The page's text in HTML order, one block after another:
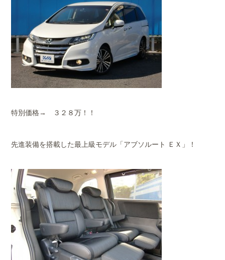
特別価格→ ３２８万！！
先進装備を搭載した最上級モデル「アブソルート ＥＸ」！